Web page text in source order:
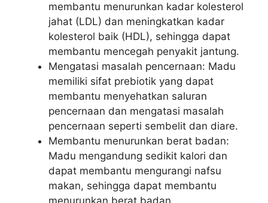
membantu menurunkan kadar kolesterol
jahat (LDL) dan meningkatkan kadar
kolesterol baik (HDL), sehingga dapat
membantu mencegah penyakit jantung.
Mengatasi masalah pencernaan: Madu
memiliki sifat prebiotik yang dapat
membantu menyehatkan saluran
pencernaan dan mengatasi masalah
pencernaan seperti sembelit dan diare.
Membantu menurunkan berat badan:
Madu mengandung sedikit kalori dan
dapat membantu mengurangi nafsu
makan, sehingga dapat membantu
menurunkan berat badan.